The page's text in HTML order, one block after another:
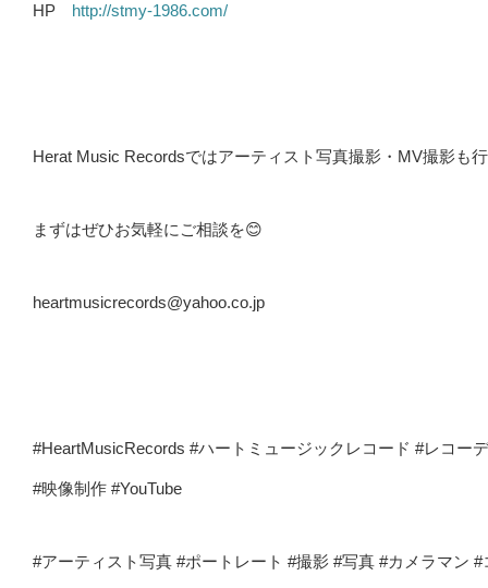
HP http://stmy-1986.com/
Herat Music Recordsではアーティスト写真撮影・MV撮影も
まずはぜひお気軽にご相談を😊
heartmusicrecords@yahoo.co.jp
#HeartMusicRecords #ハートミュージックレコード #レコー
#映像制作 #YouTube
#アーティスト写真 #ポートレート #撮影 #写真 #カメラマン